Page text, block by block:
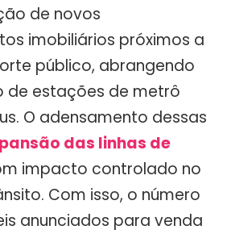
de novos
imobiliários próximos a
público, abrangendo
de estações de metrô
O adensamento dessas
das linhas de
impacto controlado no
Com isso, o número
anunciados para venda